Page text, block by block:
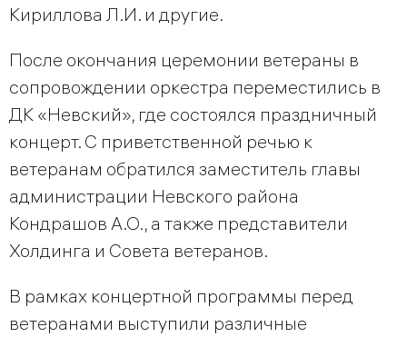
Кириллова Л.И. и другие.
После окончания церемонии ветераны в
сопровождении оркестра переместились в
ДК «Невский», где состоялся праздничный
концерт. С приветственной речью к
ветеранам обратился заместитель главы
администрации Невского района
Кондрашов А.О., а также представители
Холдинга и Совета ветеранов.
В рамках концертной программы перед
ветеранами выступили различные